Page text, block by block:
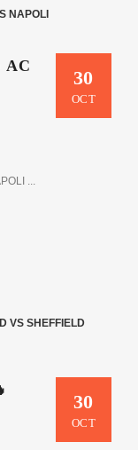
30
OCT
AC
...
30
OCT